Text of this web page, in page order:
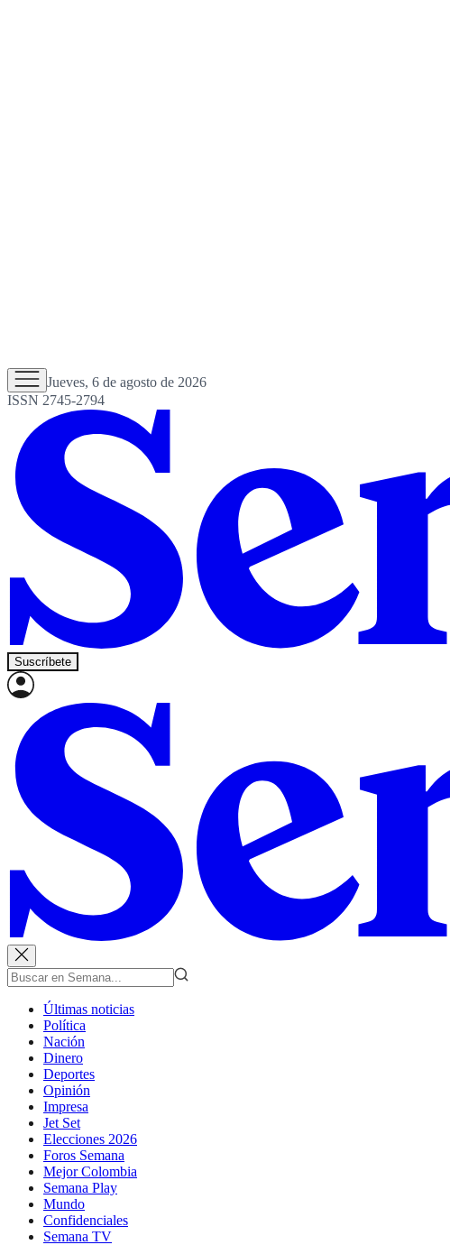
Jueves, 6 de agosto de 2026
ISSN 2745-2794
Suscríbete
Últimas noticias
Política
Nación
Dinero
Deportes
Opinión
Impresa
Jet Set
Elecciones 2026
Foros Semana
Mejor Colombia
Semana Play
Mundo
Confidenciales
Semana TV